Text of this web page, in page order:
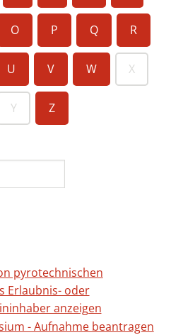
O P Q R
U V W X
Y Z
pyrotechnischen
Erlaubnis- oder
anzeigen
- Aufnahme beantragen